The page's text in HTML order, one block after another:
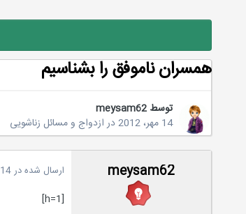
همسران ناموفق را بشناسیم
توسط meysam62
14 مهر، 2012
درازدواج و مسائل زناشویی
meysam62 ارسال شده در14 مهر، 2012
[h=1]